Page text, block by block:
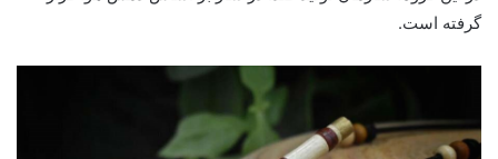
گرفته است.